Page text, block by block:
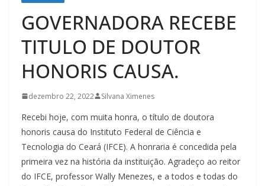
GOVERNADORA RECEBE
TITULO DE DOUTOR
HONORIS CAUSA.
dezembro 22, 2022 Silvana Ximenes
Recebi hoje, com muita honra, o título de doutora
honoris causa do Instituto Federal de Ciência e
Tecnologia do Ceará (IFCE). A honraria é concedida pela
primeira vez na história da instituição. Agradeço ao reitor
do IFCE, professor Wally Menezes, e a todos e todas do